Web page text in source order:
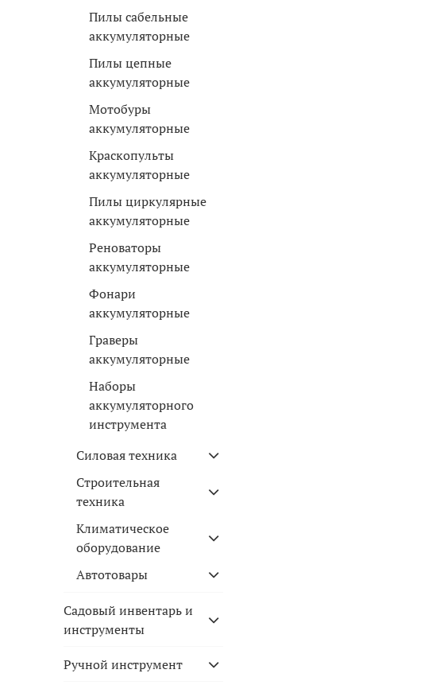
Пилы сабельные
аккумуляторные
Пилы цепные
аккумуляторные
Мотобуры
аккумуляторные
Краскопульты
аккумуляторные
Пилы циркулярные
аккумуляторные
Реноваторы
аккумуляторные
Фонари
аккумуляторные
Граверы
аккумуляторные
Наборы
аккумуляторного
инструмента
Силовая техника
Строительная
техника
Климатическое
оборудование
Автотовары
Садовый инвентарь и
инструменты
Ручной инструмент